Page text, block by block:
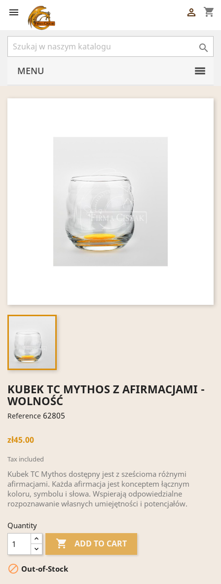
 shopping_cart


MENU
KUBEK TC MYTHOS Z AFIRMACJAMI -
WOLNOŚĆ
Reference 62805
zł45.00
Tax included
Kubek TC Mythos dostępny jest z sześcioma różnymi
afirmacjami. Każda afirmacja jest konceptem łącznym
koloru, symbolu i słowa. Wspierają odpowiedzialne
rozpoznawanie własnych umiejętności i potencjałów.
Quantity
 ADD TO CART
 Out-of-Stock